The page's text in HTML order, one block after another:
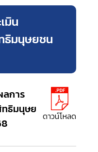
มิน
ธิมนุษยชน
ลการ
ธิมนุษย ดาวน์โหลด